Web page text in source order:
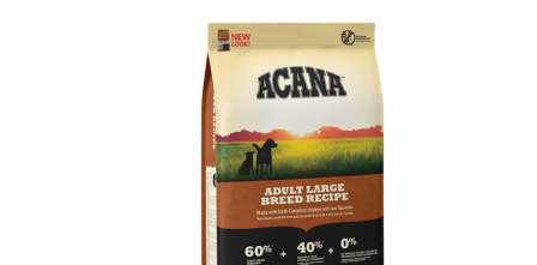
desde
16,90 €
hasta
Este
producto
tiene
variantes.
Las
opciones
se
pueden